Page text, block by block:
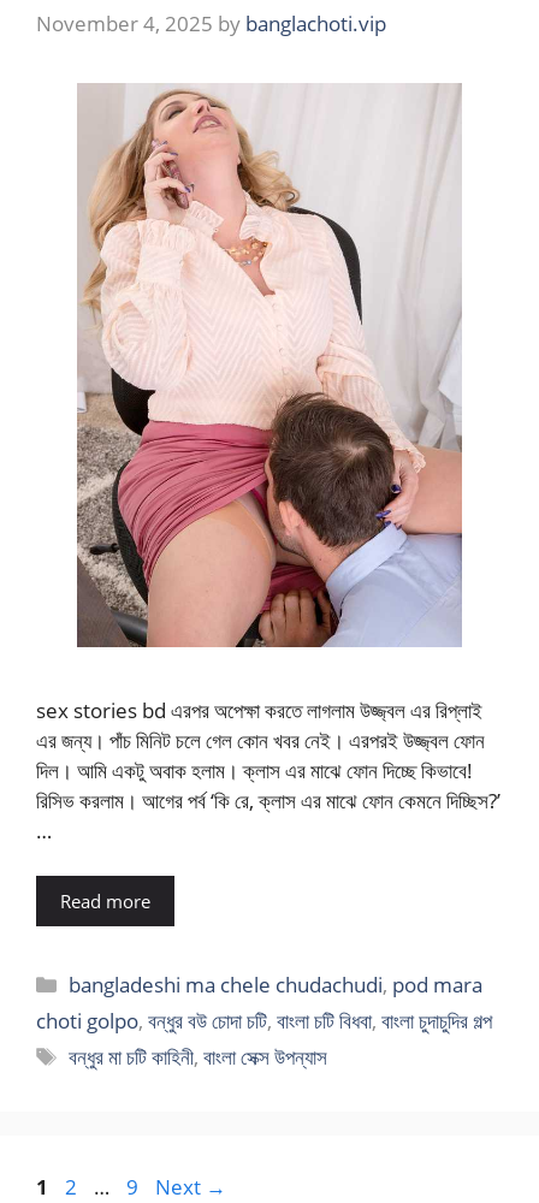
November 4, 2025 by banglachoti.vip
sex stories bd এরপর অপেক্ষা করতে লাগলাম উজ্জ্বল এর রিপ্লাই
এর জন্য। পাঁচ মিনিট চলে গেল কোন খবর নেই। এরপরই উজ্জ্বল ফোন
দিল। আমি একটু অবাক হলাম। ক্লাস এর মাঝে ফোন দিচ্ছে কিভাবে!
রিসিভ করলাম। আগের পর্ব ‘কি রে, ক্লাস এর মাঝে ফোন কেমনে দিচ্ছিস?’
…
Read more
Categories
bangladeshi ma chele chudachudi, pod mara
choti golpo, বন্ধুর বউ চোদা চটি, বাংলা চটি বিধবা, বাংলা চুদাচুদির গল্প
Tags
বন্ধুর মা চটি কাহিনী,বাংলা সেক্স উপন্যাস
Page
1 Page
2 … Page
9 Next →